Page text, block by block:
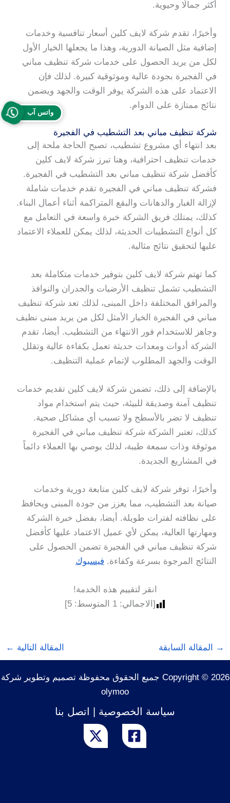
أكثر جمالًا وحيوية.
وأخيرًا، تقدم شركة لايف كلين أسعار تنافسية وخدمات
إضافية مثل الصيانة الدورية، وهذا ما يجعلها الخيار الأول
لكل من يريد الحصول على خدمات شركة تنظيف مباني
في الفجيرة بجودة عالية وموثوقية كبيرة. لذلك فإن
الاعتماد على هذه الشركة يوفر الوقت والجهد ويضمن
نتائج ممتازة على الدوام.
شركة تنظيف مباني بعد التشطيب في الفجيرة
بعد انتهاء أي مشروع تشطيب، تصبح الحاجة ملحة إلى
خدمات تنظيف احترافية، وهنا تبرز شركة لايف كلين
كأفضل شركة تنظيف مباني بعد التشطيب في الفجيرة.
فشركة تنظيف مباني في الفجيرة تقدم خدمات شاملة
لإزالة الغبار والدهانات والبقع المتراكمة أثناء أعمال البناء.
كذلك، يمتلك فريق الشركة خبرة واسعة في التعامل مع
كل أنواع التشطيبات الحديثة، لذلك يمكن للعملاء الاعتماد
عليها لتحقيق نتائج مثالية.
كما تهتم شركة لايف كلين بتوفير خدمات متكاملة بعد
التشطيب تشمل تنظيف الأرضيات والجدران والنوافذ
والمرافق المختلفة داخل المبنى، لذلك تعد شركة تنظيف
مباني في الفجيرة الخيار الأمثل لكل من يريد مبنى نظيف
وجاهز للاستخدام فور الانتهاء من التشطيب. أيضا، تقدم
الشركة أدوات ومعدات حديثة تعمل بكفاءة عالية وتقلل
الوقت والجهد المطلوب لإتمام عملية التنظيف.
بالإضافة إلى ذلك، تضمن شركة لايف كلين تقديم خدمات
تنظيف آمنة وصديقة للبيئة، حيث يتم استخدام مواد
تنظيف لا تضر بالأسطح ولا تسبب أي مشاكل صحية.
كذلك، تعتبر الشركة شركة تنظيف مباني في الفجيرة
موثوقة وذات سمعة طيبة، لذلك يوصي بها العملاء دائماً
في المشاريع الجديدة.
وأخيرًا، توفر شركة لايف كلين متابعة دورية وخدمات
صيانة بعد التشطيب، مما يعزز من جودة المبنى ويحافظ
على نظافته لفترات طويلة. أيضا، بفضل خبرة الشركة
ومهارتها العالية، يمكن لأي عميل الاعتماد عليها كأفضل
شركة تنظيف مباني في الفجيرة تضمن الحصول على
النتائج المرجوة بسرعة وكفاءة. فيسبوك
انقر لتقييم هذه الخدمة!
[الاجمالي:1 المتوسط:5
]
→ المقالة السابقة المقالة التالية ←
Copyright © 2026 جميع الحقوق محفوظة تصميم وتطوير شركة
olymoo
سياسة الخصوصية اتصل بنا
واتس آب